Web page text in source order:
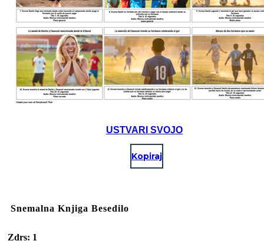
USTVARI SVOJO
Kopiraj
Snemalna Knjiga Besedilo
Zdrs: 1